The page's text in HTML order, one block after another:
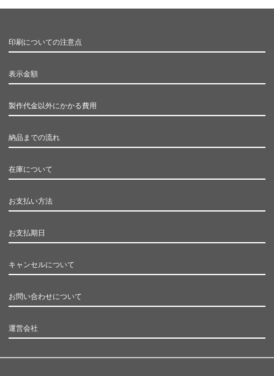
印刷についての注意点
表示金額
製作代金以外にかかる費用
納品までの流れ
在庫について
お支払い方法
お支払期日
キャンセルについて
お問い合わせについて
運営会社